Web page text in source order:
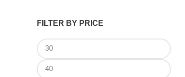
FILTER BY PRICE
Min price
Max price